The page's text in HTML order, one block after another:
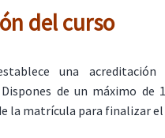
del curso
una
de un máximo de
la matrícula para finalizar el